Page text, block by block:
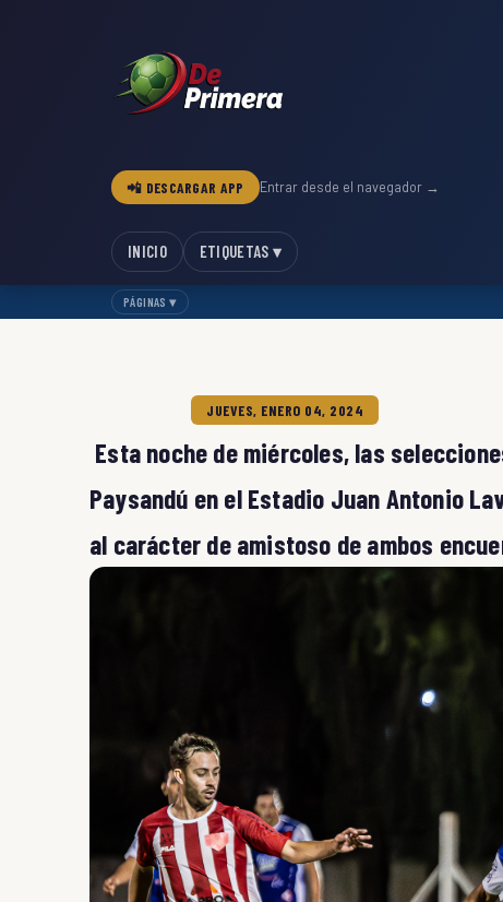
📲 DESCARGAR APP Entrar desde el navegador →
INICIO ETIQUETAS ▾
PÁGINAS ▾
JUEVES, ENERO 04, 2024
Esta noche de miércoles, las
Paysandú en el Estadio Juan Antonio
al carácter de amistoso de ambos